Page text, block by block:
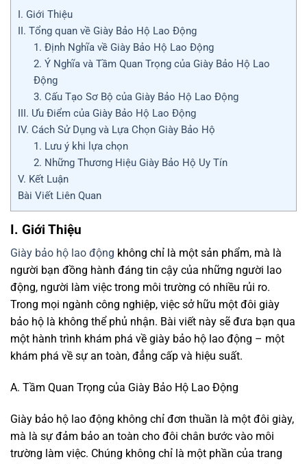
I. Giới Thiệu
II. Tổng quan về Giày Bảo Hộ Lao Động
1. Định Nghĩa về Giày Bảo Hộ Lao Động
2. Ý Nghĩa và Tầm Quan Trọng của Giày Bảo Hộ Lao
Động
3. Cấu Tạo Sơ Bộ của Giày Bảo Hộ Lao Động
III. Ưu Điểm của Giày Bảo Hộ Lao Động
IV. Cách Sử Dụng và Lựa Chọn Giày Bảo Hộ
1. Lưu ý khi lựa chọn
2. Những Thương Hiệu Giày Bảo Hộ Uy Tín
V. Kết Luận
Bài Viết Liên Quan
I. Giới Thiệu
Giày bảo hộ lao động không chỉ là một sản phẩm, mà là
người bạn đồng hành đáng tin cậy của những người lao
động, người làm việc trong môi trường có nhiều rủi ro.
Trong mọi ngành công nghiệp, việc sở hữu một đôi giày
bảo hộ là không thể phủ nhận. Bài viết này sẽ đưa bạn qua
một hành trình khám phá về giày bảo hộ lao động – một
khám phá về sự an toàn, đẳng cấp và hiệu suất.
A. Tầm Quan Trọng của Giày Bảo Hộ Lao Động
Giày bảo hộ lao động không chỉ đơn thuần là một đôi giày,
mà là sự đảm bảo an toàn cho đôi chân bước vào môi
trường làm việc. Chúng không chỉ là một phần của trang